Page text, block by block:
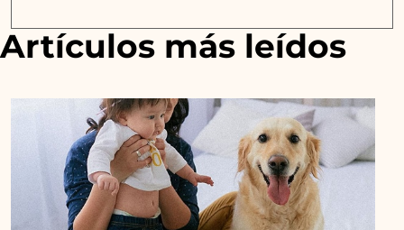
Artículos más leídos